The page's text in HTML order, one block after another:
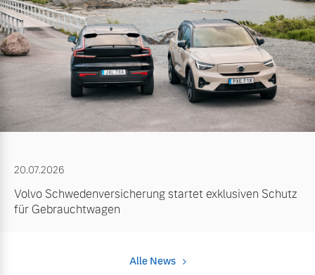
20.07.2026
Volvo Schwedenversicherung startet exklusiven Schutz
für Gebrauchtwagen
Alle News